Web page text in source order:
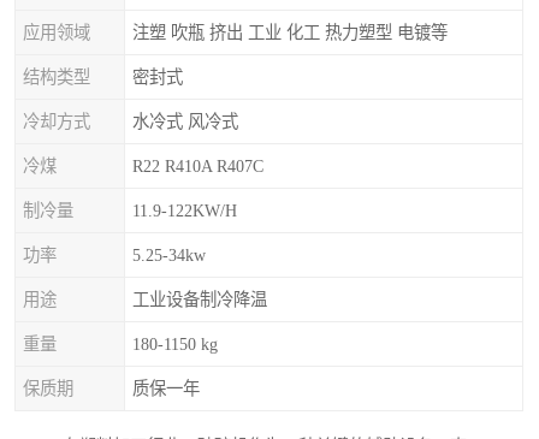
应用领域 注塑 吹瓶 挤出 工业 化工 热力塑型 电镀等
结构类型 密封式
冷却方式 水冷式 风冷式
冷煤 R22 R410A R407C
制冷量 11.9-122KW/H
功率 5.25-34kw
用途 工业设备制冷降温
重量 180-1150 kg
保质期 质保一年